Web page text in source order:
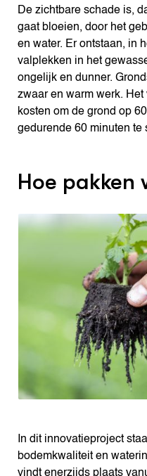
De zichtbare schade is,
gaat bloeien, door het
en water. Er ontstaan, in
valplekken in het
ongelijk en dunner.
zwaar en warm werk.
kosten om de grond op
gedurende 60 minuten te
Hoe pakken
In dit innovatieproject
bodemkwaliteit en
vindt enerzijds plaats